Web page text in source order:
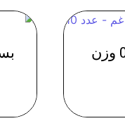
بسكت بتيبور سادة (ETI) - 0751 وزن